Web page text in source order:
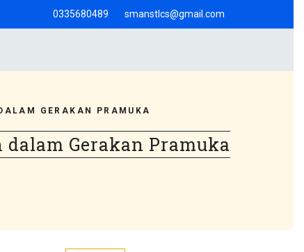
0335680489 smanstlcs@gmail.com
GERAKAN PRAMUKA
dalam Gerakan Pramuka